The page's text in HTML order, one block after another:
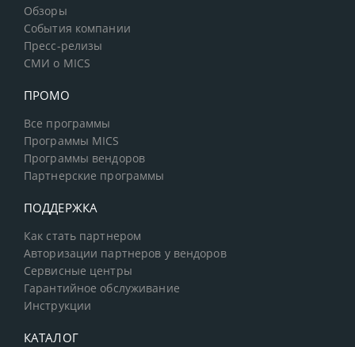
Обзоры
События компании
Пресс-релизы
СМИ о MICS
ПРОМО
Все программы
Программы MICS
Программы вендоров
Партнерские программы
ПОДДЕРЖКА
Как стать партнером
Авторизации партнеров у вендоров
Сервисные центры
Гарантийное обслуживание
Инструкции
КАТАЛОГ